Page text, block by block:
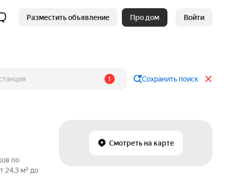
Разместить объявление Про дом Войти
1 Сохранить поиск
Смотреть на карте
по
24,3 м² до